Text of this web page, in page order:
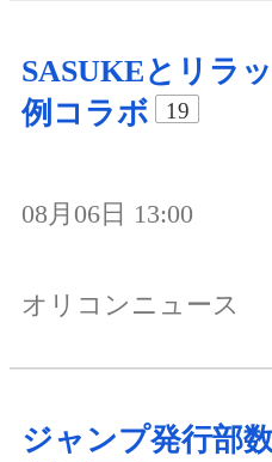
SASUKEとリラ
例コラボ
19
08月06日 13:00
オリコンニュース
ジャンプ発行部